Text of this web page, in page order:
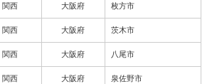
関西 大阪府 枚方市
関西 大阪府 茨木市
関西 大阪府 八尾市
関西 大阪府 泉佐野市